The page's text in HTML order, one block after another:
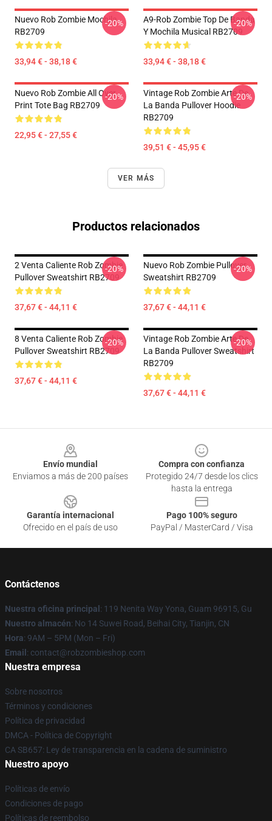
Nuevo Rob Zombie Mochila
RB2709
33,94 € - 38,18 €
-20%
A9-Rob Zombie Top De Banda
Y Mochila Musical RB2709
33,94 € - 38,18 €
-20%
Nuevo Rob Zombie All Over
Print Tote Bag RB2709
22,95 € - 27,55 €
-20%
Vintage Rob Zombie Arte De
La Banda Pullover Hoodie
RB2709
39,51 € - 45,95 €
-20%
VER MÁS
Productos relacionados
2 Venta Caliente Rob Zombie
Pullover Sweatshirt RB2709
37,67 € - 44,11 €
-20%
Nuevo Rob Zombie Pullover
Sweatshirt RB2709
37,67 € - 44,11 €
-20%
8 Venta Caliente Rob Zombie
Pullover Sweatshirt RB2709
37,67 € - 44,11 €
-20%
Vintage Rob Zombie Arte De
La Banda Pullover Sweatshirt
RB2709
37,67 € - 44,11 €
-20%
Envío mundial
Enviamos a más de 200 países
Compra con confianza
Protegido 24/7 desde los clics
hasta la entrega
Garantía internacional
Ofrecido en el país de uso
Pago 100% seguro
PayPal / MasterCard / Visa
Contáctenos
Nuestra oficina principal : 119 Nenita Way Yona, Guam 96915, Gu
Nuestro almacén: No 14 Suwei Road, Beihai City, Tianjin, CN
Hora: 9AM – 5PM (Mon – Fri)
Email : contact@robzombieshop.com
Nuestra empresa
Sobre nosotros
Términos y condiciones
Política de privacidad
DMCA - Política de Copyright
CA SB657: Ley de transparencia en la cadena de suministro
Nuestro apoyo
Políticas de envío
Condiciones de pago
Políticas de reembolso